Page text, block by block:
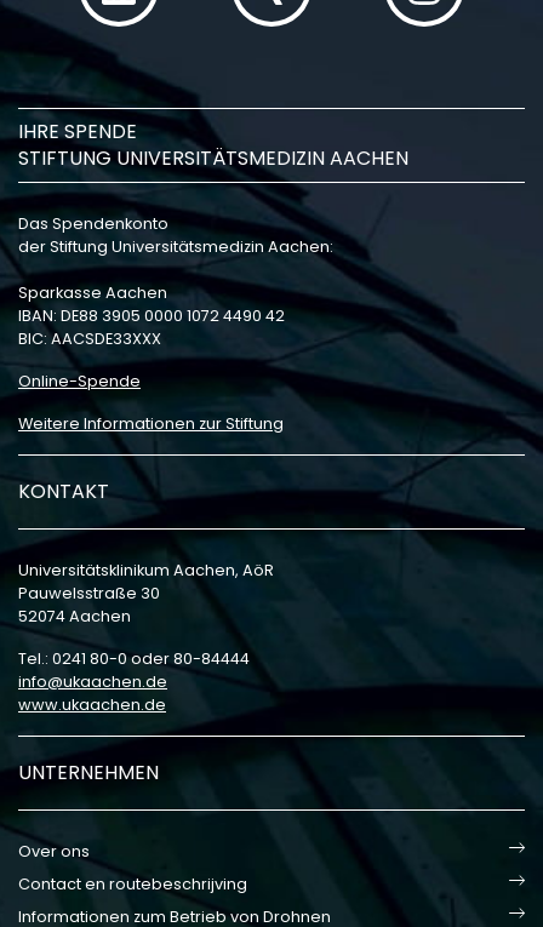
IHRE SPENDE
STIFTUNG UNIVERSITÄTSMEDIZIN AACHEN
Das Spendenkonto
der Stiftung Universitätsmedizin Aachen:
Sparkasse Aachen
IBAN: DE88 3905 0000 1072 4490 42
BIC: AACSDE33XXX
Online-Spende
Weitere Informationen zur Stiftung
KONTAKT
Universitätsklinikum Aachen, AöR
Pauwelsstraße 30
52074 Aachen
Tel.: 0241 80-0 oder 80-84444
info
ukaachen de
www.ukaachen.de
UNTERNEHMEN
Over ons
Contact en routebeschrijving
Informationen zum Betrieb von Drohnen